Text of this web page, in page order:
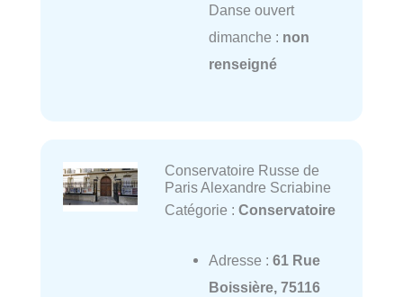
Danse ouvert
dimanche : non
renseigné
Conservatoire Russe de
Paris Alexandre Scriabine
Catégorie : Conservatoire
Adresse : 61 Rue
Boissière, 75116